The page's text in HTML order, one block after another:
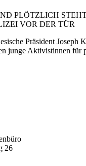
Präsident Joseph
junge Aktivistinnen für
26